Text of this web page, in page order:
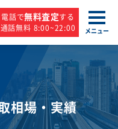
電話で無料査定する
通話無料 8:00~22:00
メニュー
相場・実績